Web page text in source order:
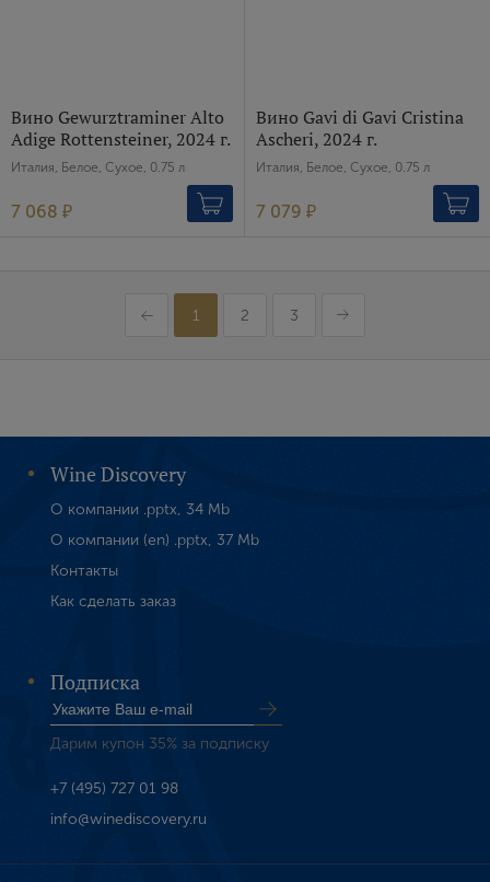
Вино Gewurztraminer Alto
Adige Rottensteiner, 2024 г.
Италия, Белое, Сухое, 0.75 л
7 068 ₽
Вино Gavi di Gavi Cristina
Ascheri, 2024 г.
Италия, Белое, Сухое, 0.75 л
7 079 ₽
1 2 3
Wine Discovery
О компании .pptx, 34 Mb
О компании (en) .pptx, 37 Mb
Контакты
Как сделать заказ
Подписка
Дарим купон 35% за подписку
+7 (495) 727 01 98
info@winediscovery.ru